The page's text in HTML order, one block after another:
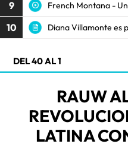
9 French Montana -
10 Diana Villamonte es
DEL 40 AL 1
RAUW
LATINA